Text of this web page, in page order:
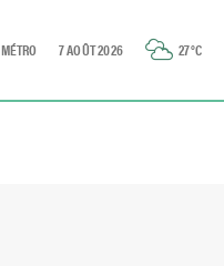
7 AOÛT 2026 27°C